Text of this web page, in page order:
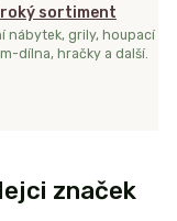
sortiment
nábytek, grily, houpací
dílna, hračky a další.
značek